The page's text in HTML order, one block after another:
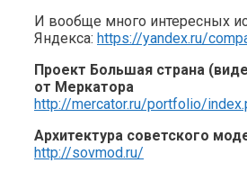
И вообще много интересных
Яндекса: https://yandex.ru/
Проект Большая страна
от Меркатора
http://mercator.ru/portfolio/
Архитектура советского
http://sovmod.ru/